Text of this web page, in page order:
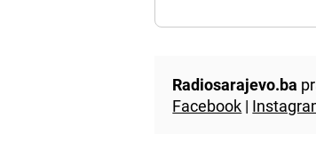
Radiosarajevo.ba
Facebook |